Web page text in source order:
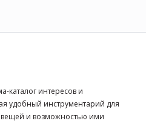
каталог интересов и
удобный инструментарий для
и возможностью ими